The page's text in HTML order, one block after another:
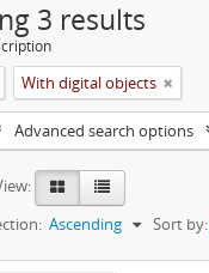
3 results
With digital objects
Advanced search options
Sort by:
Ascending